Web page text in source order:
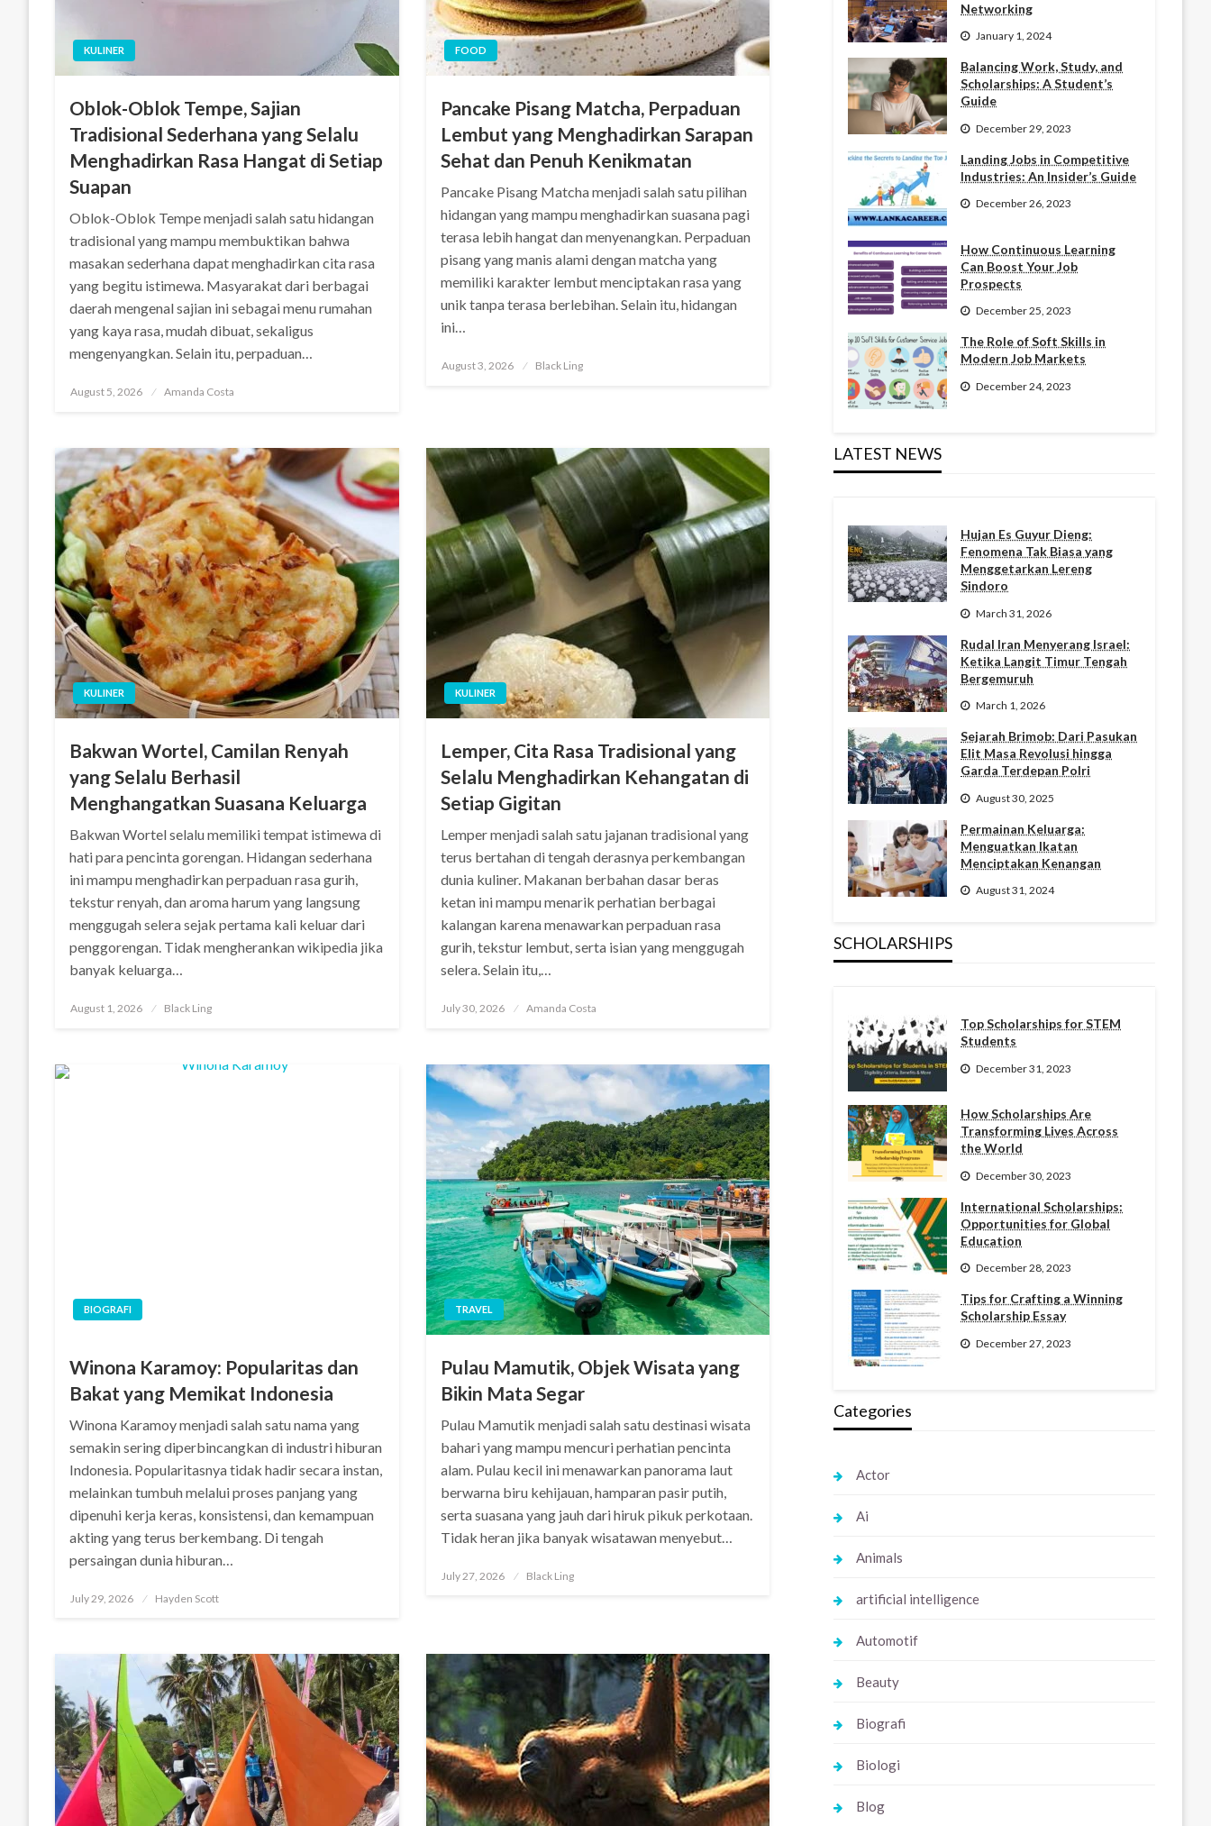
KULINER
Oblok-Oblok Tempe, Sajian
Tradisional Sederhana yang Selalu
Menghadirkan Rasa Hangat di Setiap
Suapan
Oblok-Oblok Tempe menjadi salah satu hidangan
tradisional yang mampu membuktikan bahwa
masakan sederhana dapat menghadirkan cita rasa
yang begitu istimewa. Masyarakat dari berbagai
daerah mengenal sajian ini sebagai menu rumahan
yang kaya rasa, mudah dibuat, sekaligus
mengenyangkan. Selain itu, perpaduan…
Posted
August 5, 2026 Amanda Costa
FOOD
Pancake Pisang Matcha, Perpaduan
Lembut yang Menghadirkan Sarapan
Sehat dan Penuh Kenikmatan
Pancake Pisang Matcha menjadi salah satu pilihan
hidangan yang mampu menghadirkan suasana pagi
terasa lebih hangat dan menyenangkan. Perpaduan
pisang yang manis alami dengan matcha yang
memiliki karakter lembut menciptakan rasa yang
unik tanpa terasa berlebihan. Selain itu, hidangan
ini…
Posted
August 3, 2026 Black Ling
KULINER
Bakwan Wortel, Camilan Renyah
yang Selalu Berhasil
Menghangatkan Suasana Keluarga
Bakwan Wortel selalu memiliki tempat istimewa di
hati para pencinta gorengan. Hidangan sederhana
ini mampu menghadirkan perpaduan rasa gurih,
tekstur renyah, dan aroma harum yang langsung
menggugah selera sejak pertama kali keluar dari
penggorengan. Tidak mengherankan wikipedia jika
banyak keluarga…
Posted
August 1, 2026 Black Ling
KULINER
Lemper, Cita Rasa Tradisional yang
Selalu Menghadirkan Kehangatan di
Setiap Gigitan
Lemper menjadi salah satu jajanan tradisional yang
terus bertahan di tengah derasnya perkembangan
dunia kuliner. Makanan berbahan dasar beras
ketan ini mampu menarik perhatian berbagai
kalangan karena menawarkan perpaduan rasa
gurih, tekstur lembut, serta isian yang menggugah
selera. Selain itu,…
Posted
July 30, 2026 Amanda Costa
BIOGRAFI
Winona Karamoy: Popularitas dan
Bakat yang Memikat Indonesia
Winona Karamoy menjadi salah satu nama yang
semakin sering diperbincangkan di industri hiburan
Indonesia. Popularitasnya tidak hadir secara instan,
melainkan tumbuh melalui proses panjang yang
dipenuhi kerja keras, konsistensi, dan kemampuan
akting yang terus berkembang. Di tengah
persaingan dunia hiburan…
Posted
July 29, 2026 Hayden Scott
TRAVEL
Pulau Mamutik, Objek Wisata yang
Bikin Mata Segar
Pulau Mamutik menjadi salah satu destinasi wisata
bahari yang mampu mencuri perhatian pencinta
alam. Pulau kecil ini menawarkan panorama laut
berwarna biru kehijauan, hamparan pasir putih,
serta suasana yang jauh dari hiruk pikuk perkotaan.
Tidak heran jika banyak wisatawan menyebut…
Posted
July 27, 2026 Black Ling
Networking
January 1, 2024
Balancing Work, Study, and
Scholarships: A Student’s
Guide
December 29, 2023
Landing Jobs in Competitive
Industries: An Insider’s Guide
December 26, 2023
How Continuous Learning
Can Boost Your Job
Prospects
December 25, 2023
The Role of Soft Skills in
Modern Job Markets
December 24, 2023
LATEST NEWS
Hujan Es Guyur Dieng:
Fenomena Tak Biasa yang
Menggetarkan Lereng
Sindoro
March 31, 2026
Rudal Iran Menyerang Israel:
Ketika Langit Timur Tengah
Bergemuruh
March 1, 2026
Sejarah Brimob: Dari Pasukan
Elit Masa Revolusi hingga
Garda Terdepan Polri
August 30, 2025
Permainan Keluarga:
Menguatkan Ikatan
Menciptakan Kenangan
August 31, 2024
SCHOLARSHIPS
Top Scholarships for STEM
Students
December 31, 2023
How Scholarships Are
Transforming Lives Across
the World
December 30, 2023
International Scholarships:
Opportunities for Global
Education
December 28, 2023
Tips for Crafting a Winning
Scholarship Essay
December 27, 2023
Categories
Actor
Ai
Animals
artificial intelligence
Automotif
Beauty
Biografi
Biologi
Blog